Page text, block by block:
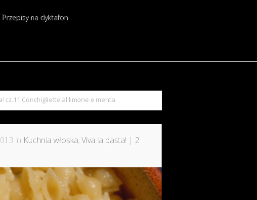
Przepisy na dyktafon
cz.11 Conchigliette al limone e menta
in Kuchnia włoska, Viva la pasta! | 2